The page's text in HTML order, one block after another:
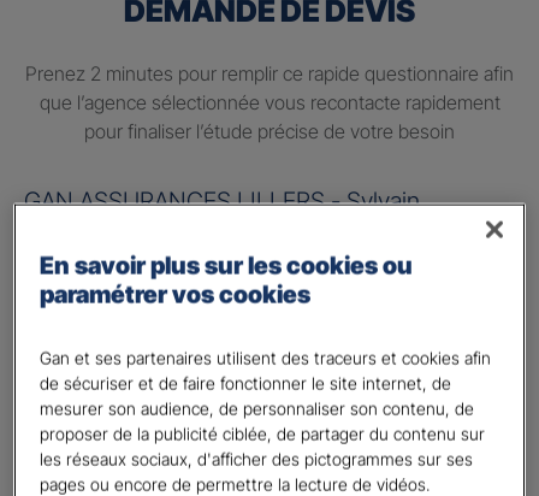
DEMANDE DE DEVIS
Prenez 2 minutes pour remplir ce rapide questionnaire afin
que l’agence sélectionnée vous recontacte rapidement
pour finaliser l’étude précise de votre besoin
GAN ASSURANCES LILLERS - Sylvain
Information sur votre besoin :
Quels sont vos besoins ?
Préparer ma retraite
Percevoir un complément de revenu régulier à la
retraite
Percevoir un capital
En savoir plus sur les cookies ou
paramétrer vos cookies
Gan et ses partenaires utilisent des traceurs et cookies afin
de sécuriser et de faire fonctionner le site internet, de
mesurer son audience, de personnaliser son contenu, de
proposer de la publicité ciblée, de partager du contenu sur
les réseaux sociaux, d'afficher des pictogrammes sur ses
pages ou encore de permettre la lecture de vidéos.